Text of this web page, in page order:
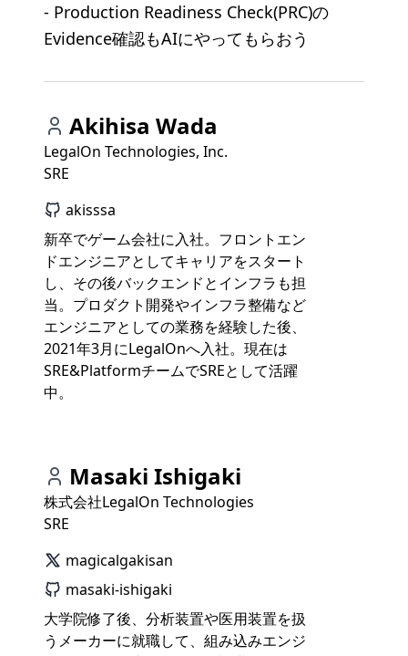
- Production Readiness Check(PRC)の
Evidence確認もAIにやってもらおう
Akihisa Wada
LegalOn Technologies, Inc.
SRE
akisssa
新卒でゲーム会社に入社。フロントエン
ドエンジニアとしてキャリアをスタート
し、その後バックエンドとインフラも担
当。プロダクト開発やインフラ整備など
エンジニアとしての業務を経験した後、
2021年3月にLegalOnへ入社。現在は
SRE&PlatformチームでSREとして活躍
中。
Masaki Ishigaki
株式会社LegalOn Technologies
SRE
magicalgakisan
masaki-ishigaki
大学院修了後、分析装置や医用装置を扱
うメーカーに就職して、組み込みエンジ